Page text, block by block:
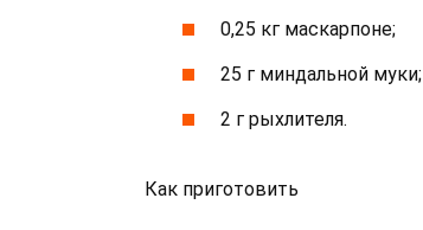
0,25 кг маскарпоне;
25 г миндальной муки;
2 г рыхлителя.
Как приготовить